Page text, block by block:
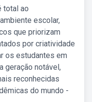
total ao
escolar,
que priorizam
por criatividade
os estudantes em
geração notável,
reconhecidas
do mundo -